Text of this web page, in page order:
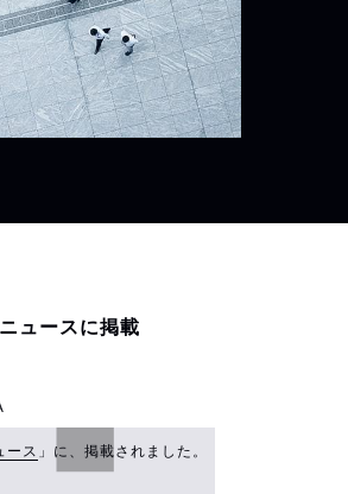
ュースに掲載
ス 」に、掲載されました。